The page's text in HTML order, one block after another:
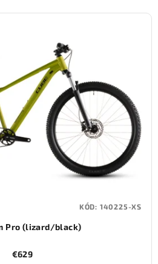
Pro (lizard/black)
€629
KÓD: 140225-XS